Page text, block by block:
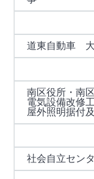
道東自動車 大
南区役所・南
電気設備改修
屋外照明据付
社会自立セン